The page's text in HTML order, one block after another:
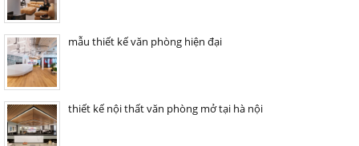
mẫu thiết kế văn phòng hiện đại
thiết kế nội thất văn phòng mở tại hà nội